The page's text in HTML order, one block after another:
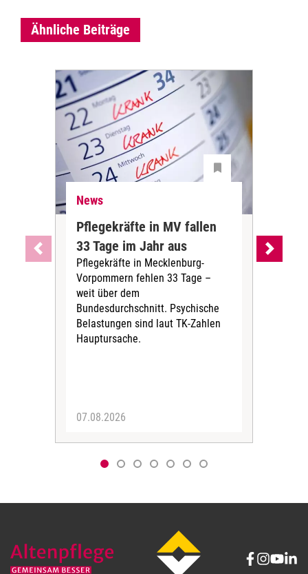
Ähnliche Beiträge
News
Pflegekräfte in MV fallen
33 Tage im Jahr aus
Pflegekräfte in Mecklenburg-
Vorpommern fehlen 33 Tage –
weit über dem
Bundesdurchschnitt. Psychische
Belastungen sind laut TK-Zahlen
Hauptursache.
07.08.2026